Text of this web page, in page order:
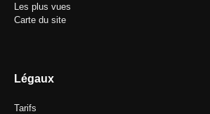
Les plus vues
Carte du site
Légaux
Tarifs